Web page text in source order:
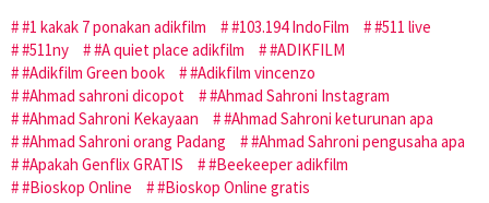
#1 kakak 7 ponakan adikfilm
#103.194 IndoFilm
#511 live
#511ny
#A quiet place adikfilm
#ADIKFILM
#Adikfilm Green book
#Adikfilm vincenzo
#Ahmad sahroni dicopot
#Ahmad Sahroni Instagram
#Ahmad Sahroni Kekayaan
#Ahmad Sahroni keturunan apa
#Ahmad Sahroni orang Padang
#Ahmad Sahroni pengusaha apa
#Apakah Genflix GRATIS
#Beekeeper adikfilm
#Bioskop Online
#Bioskop Online gratis